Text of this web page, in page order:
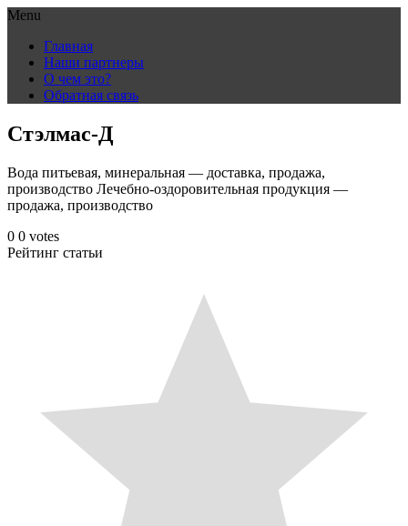
Menu
content
Главная
Наши партнеры
О чем это?
Обратная связь
Стэлмас-Д
Вода питьевая, минеральная — доставка, продажа,
производство Лечебно-оздоровительная продукция —
продажа, производство
0 0 votes
Рейтинг статьи